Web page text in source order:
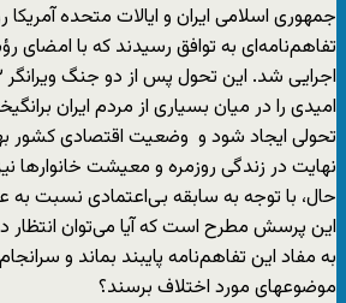
تفاهم‌نامه‌ای به توافق رسیدند که با امضای
امیدی را در میان بسیاری از مردم ایران
تحولی ایجاد شود و وضعیت اقتصادی کشور
نهایت در زندگی روزمره و معیشت خانوارها
حال، با توجه به سابقه بی‌اعتمادی نسبت به
این پرسش مطرح است که آیا می‌توان
به مفاد این تفاهم‌نامه پایبند بماند و
موضوعهای مورد اختلاف برسند؟